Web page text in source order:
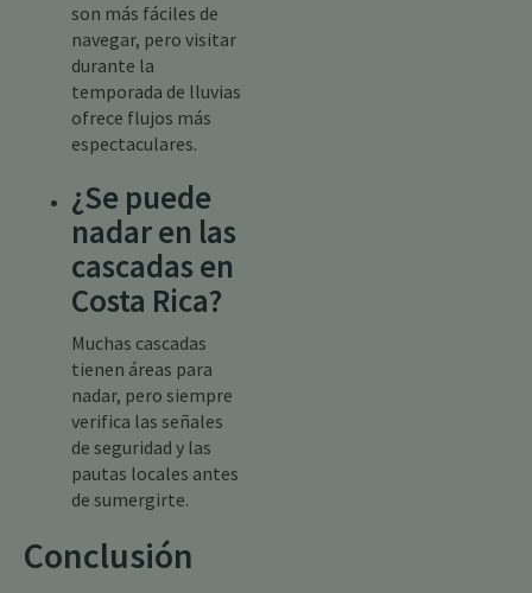
son más fáciles de
navegar, pero visitar
durante la
temporada de lluvias
ofrece flujos más
espectaculares.
¿Se puede
nadar en las
cascadas en
Costa Rica?
Muchas cascadas
tienen áreas para
nadar, pero siempre
verifica las señales
de seguridad y las
pautas locales antes
de sumergirte.
Conclusión